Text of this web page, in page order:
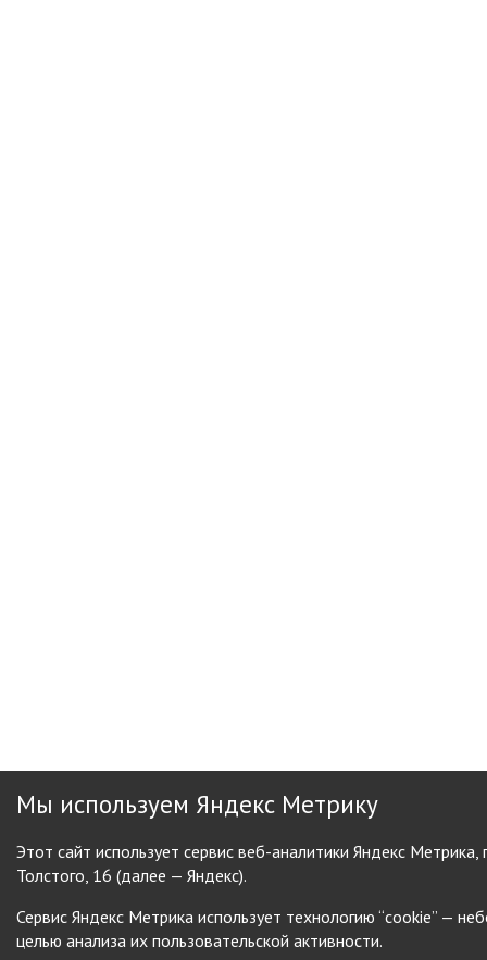
Мы используем Яндекс Метрику
Этот сайт использует сервис веб-аналитики Яндекс
Толстого, 16 (далее — Яндекс).
Сервис Яндекс Метрика использует технологию “cookie” —
целью анализа их пользовательской активности.